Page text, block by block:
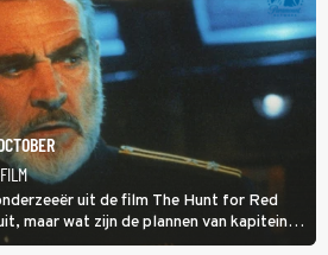
uit de film The Hunt for Red
maar wat zijn de plannen van kapitein